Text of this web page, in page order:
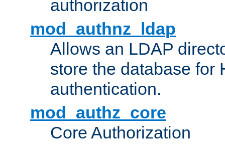
authorization
mod_authnz_ldap
Allows an LDAP
store the database for
authentication.
mod_authz_core
Core Authorization